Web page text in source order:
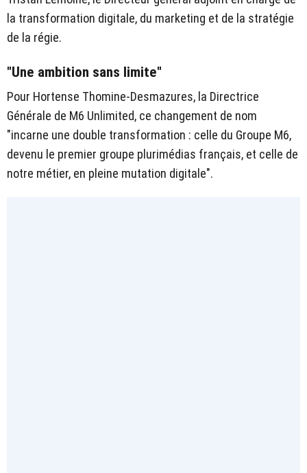
la transformation digitale, du marketing et de la stratégie
de la régie.
"Une ambition sans limite"
Pour Hortense Thomine-Desmazures, la Directrice
Générale de M6 Unlimited, ce changement de nom
"incarne une double transformation : celle du Groupe M6,
devenu le premier groupe plurimédias français, et celle de
notre métier, en pleine mutation digitale".